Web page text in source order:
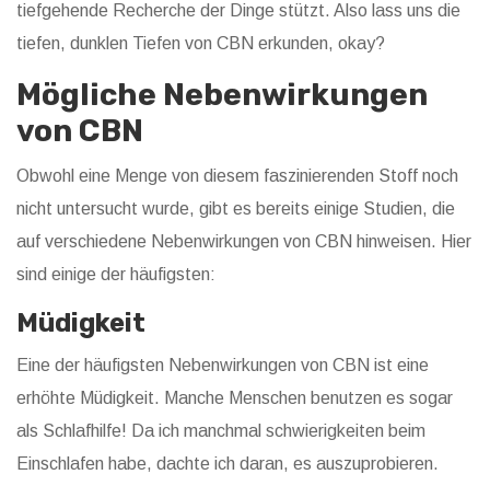
tiefgehende Recherche der Dinge stützt. Also lass uns die
tiefen, dunklen Tiefen von CBN erkunden, okay?
Mögliche Nebenwirkungen
von CBN
Obwohl eine Menge von diesem faszinierenden Stoff noch
nicht untersucht wurde, gibt es bereits einige Studien, die
auf verschiedene Nebenwirkungen von CBN hinweisen. Hier
sind einige der häufigsten:
Müdigkeit
Eine der häufigsten Nebenwirkungen von CBN ist eine
erhöhte Müdigkeit. Manche Menschen benutzen es sogar
als Schlafhilfe! Da ich manchmal schwierigkeiten beim
Einschlafen habe, dachte ich daran, es auszuprobieren.